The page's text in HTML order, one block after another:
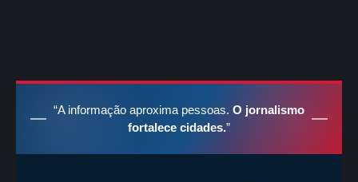
“A informação aproxima pessoas. O jornalismo
fortalece cidades.”